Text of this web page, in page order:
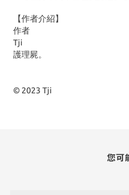
【作者介紹】
作者
Tji
護理屍。
© 2023 Tji
您可